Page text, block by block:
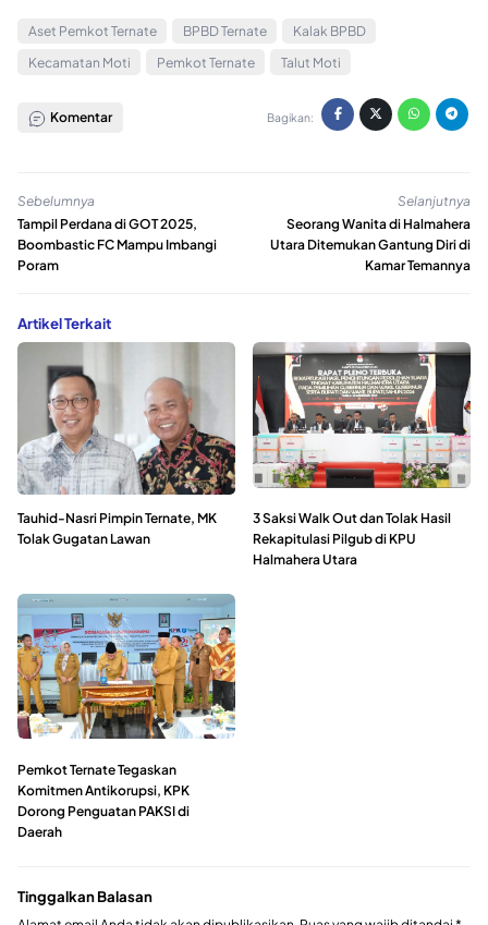
Aset Pemkot Ternate BPBD Ternate
Kalak BPBD
Kecamatan Moti
Pemkot Ternate Talut Moti
Komentar Bagikan:
Sebelumnya
Tampil Perdana di GOT 2025,
Boombastic FC Mampu Imbangi
Poram
Selanjutnya
Seorang Wanita di Halmahera
Utara Ditemukan Gantung Diri di
Kamar Temannya
Artikel Terkait
Tauhid-Nasri Pimpin Ternate, MK
Tolak Gugatan Lawan
3 Saksi Walk Out dan Tolak Hasil
Rekapitulasi Pilgub di KPU
Halmahera Utara
Pemkot Ternate Tegaskan
Komitmen Antikorupsi, KPK
Dorong Penguatan PAKSI di
Daerah
Tinggalkan Balasan